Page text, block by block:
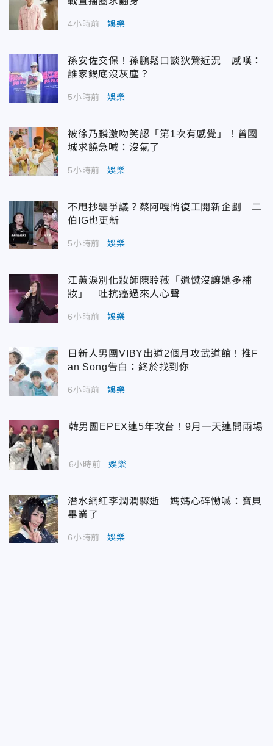
4小時前 娛樂
孫安佐交保！孫鵬鬆口談狄鶯近況 感嘆：
誰家鍋底沒灰塵？
5小時前 娛樂
被徐乃麟激吻笑認「第1次有感覺」！曾國
城求饒急喊：沒氣了
5小時前 娛樂
不甩抄襲爭議？蔡阿嘎悄復工開新企劃 二
伯IG也更新
5小時前 娛樂
江蕙淚別化妝師陳聆薇「遺憾沒讓她多補
妝」 吐抗癌過來人心聲
6小時前 娛樂
日新人男團VIBY出道2個月攻武道館！推F
an Song告白：終於找到你
6小時前 娛樂
韓男團EPEX連5年攻台！9月一天連開兩場
6小時前 娛樂
潛水網紅李潤潤驟逝 媽媽心碎慟喊：寶貝
畢業了
6小時前 娛樂